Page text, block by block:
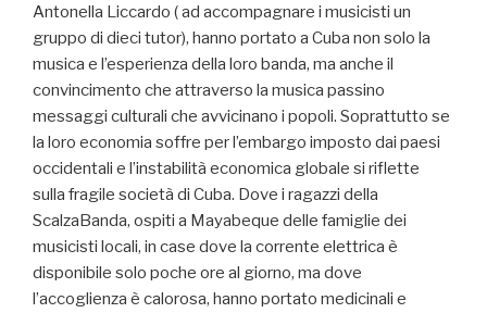
Antonella Liccardo ( ad accompagnare i musicisti un
gruppo di dieci tutor), hanno portato a Cuba non solo la
musica e l’esperienza della loro banda, ma anche il
convincimento che attraverso la musica passino
messaggi culturali che avvicinano i popoli. Soprattutto se
la loro economia soffre per l’embargo imposto dai paesi
occidentali e l’instabilità economica globale si riflette
sulla fragile società di Cuba. Dove i ragazzi della
ScalzaBanda, ospiti a Mayabeque delle famiglie dei
musicisti locali, in case dove la corrente elettrica è
disponibile solo poche ore al giorno, ma dove
l’accoglienza è calorosa, hanno portato medicinali e